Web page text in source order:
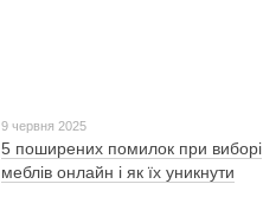
9 червня 2025
5 поширених помилок при виборі
меблів онлайн і як їх уникнути